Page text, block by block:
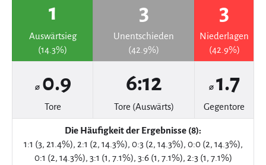
1
Auswärtsieg
(14.3%)
3
Unentschieden
(42.9%)
3
Niederlagen
(42.9%)
⌀ 0.9
Tore
6:12
Tore (Auswärts)
⌀ 1.7
Gegentore
Die Häufigkeit der Ergebnisse (8):
1:1 (3, 21.4%), 2:1 (2, 14.3%), 0:3 (2, 14.3%), 0:0 (2, 14.3%),
0:1 (2, 14.3%), 3:1 (1, 7.1%), 3:6 (1, 7.1%), 2:3 (1, 7.1%)